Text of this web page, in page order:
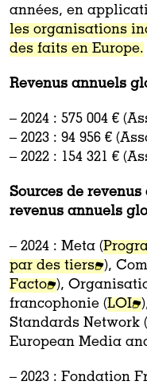
années, en
les organisations
des faits en Europe.
Revenus annuels
– 2024 : 575 004 €
– 2023 : 94 956 €
– 2022 : 154 321 €
Sources de
revenus annuels
– 2024 : Meta (
par des tiers
),
Facto
),
francophonie (LOI
Standards Network (
European Media
– 2023 : Fondation